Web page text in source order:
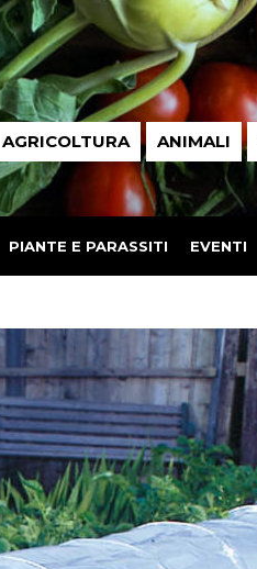
AGRICOLTURA ANIMALI
PIANTE E PARASSITI EVENTI